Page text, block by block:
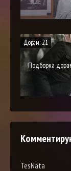
Дорам: 21
Подборка
TesNata